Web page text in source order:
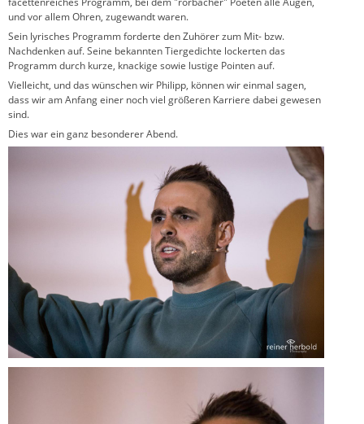
und vor allem Ohren, zugewandt waren.
Sein lyrisches Programm forderte den Zuhörer zum Mit- bzw.
Nachdenken auf. Seine bekannten Tiergedichte lockerten das
Programm durch kurze, knackige sowie lustige Pointen auf.
Vielleicht, und das wünschen wir Philipp, können wir einmal sagen,
dass wir am Anfang einer noch viel größeren Karriere dabei gewesen
sind.
Dies war ein ganz besonderer Abend.